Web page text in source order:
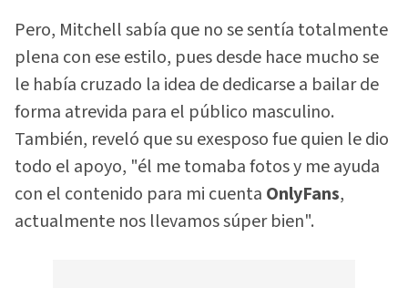
Pero, Mitchell sabía que no se sentía totalmente
plena con ese estilo, pues desde hace mucho se
le había cruzado la idea de dedicarse a bailar de
forma atrevida para el público masculino.
También, reveló que su exesposo fue quien le dio
todo el apoyo, "él me tomaba fotos y me ayuda
con el contenido para mi cuenta OnlyFans,
actualmente nos llevamos súper bien".